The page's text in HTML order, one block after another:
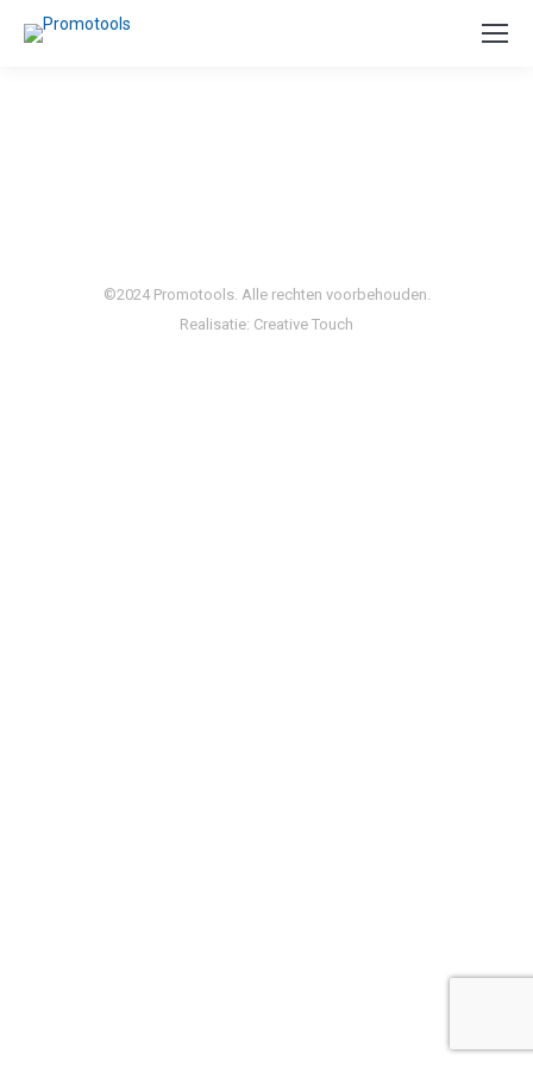
©2024 Promotools. Alle rechten voorbehouden.
Realisatie: Creative Touch